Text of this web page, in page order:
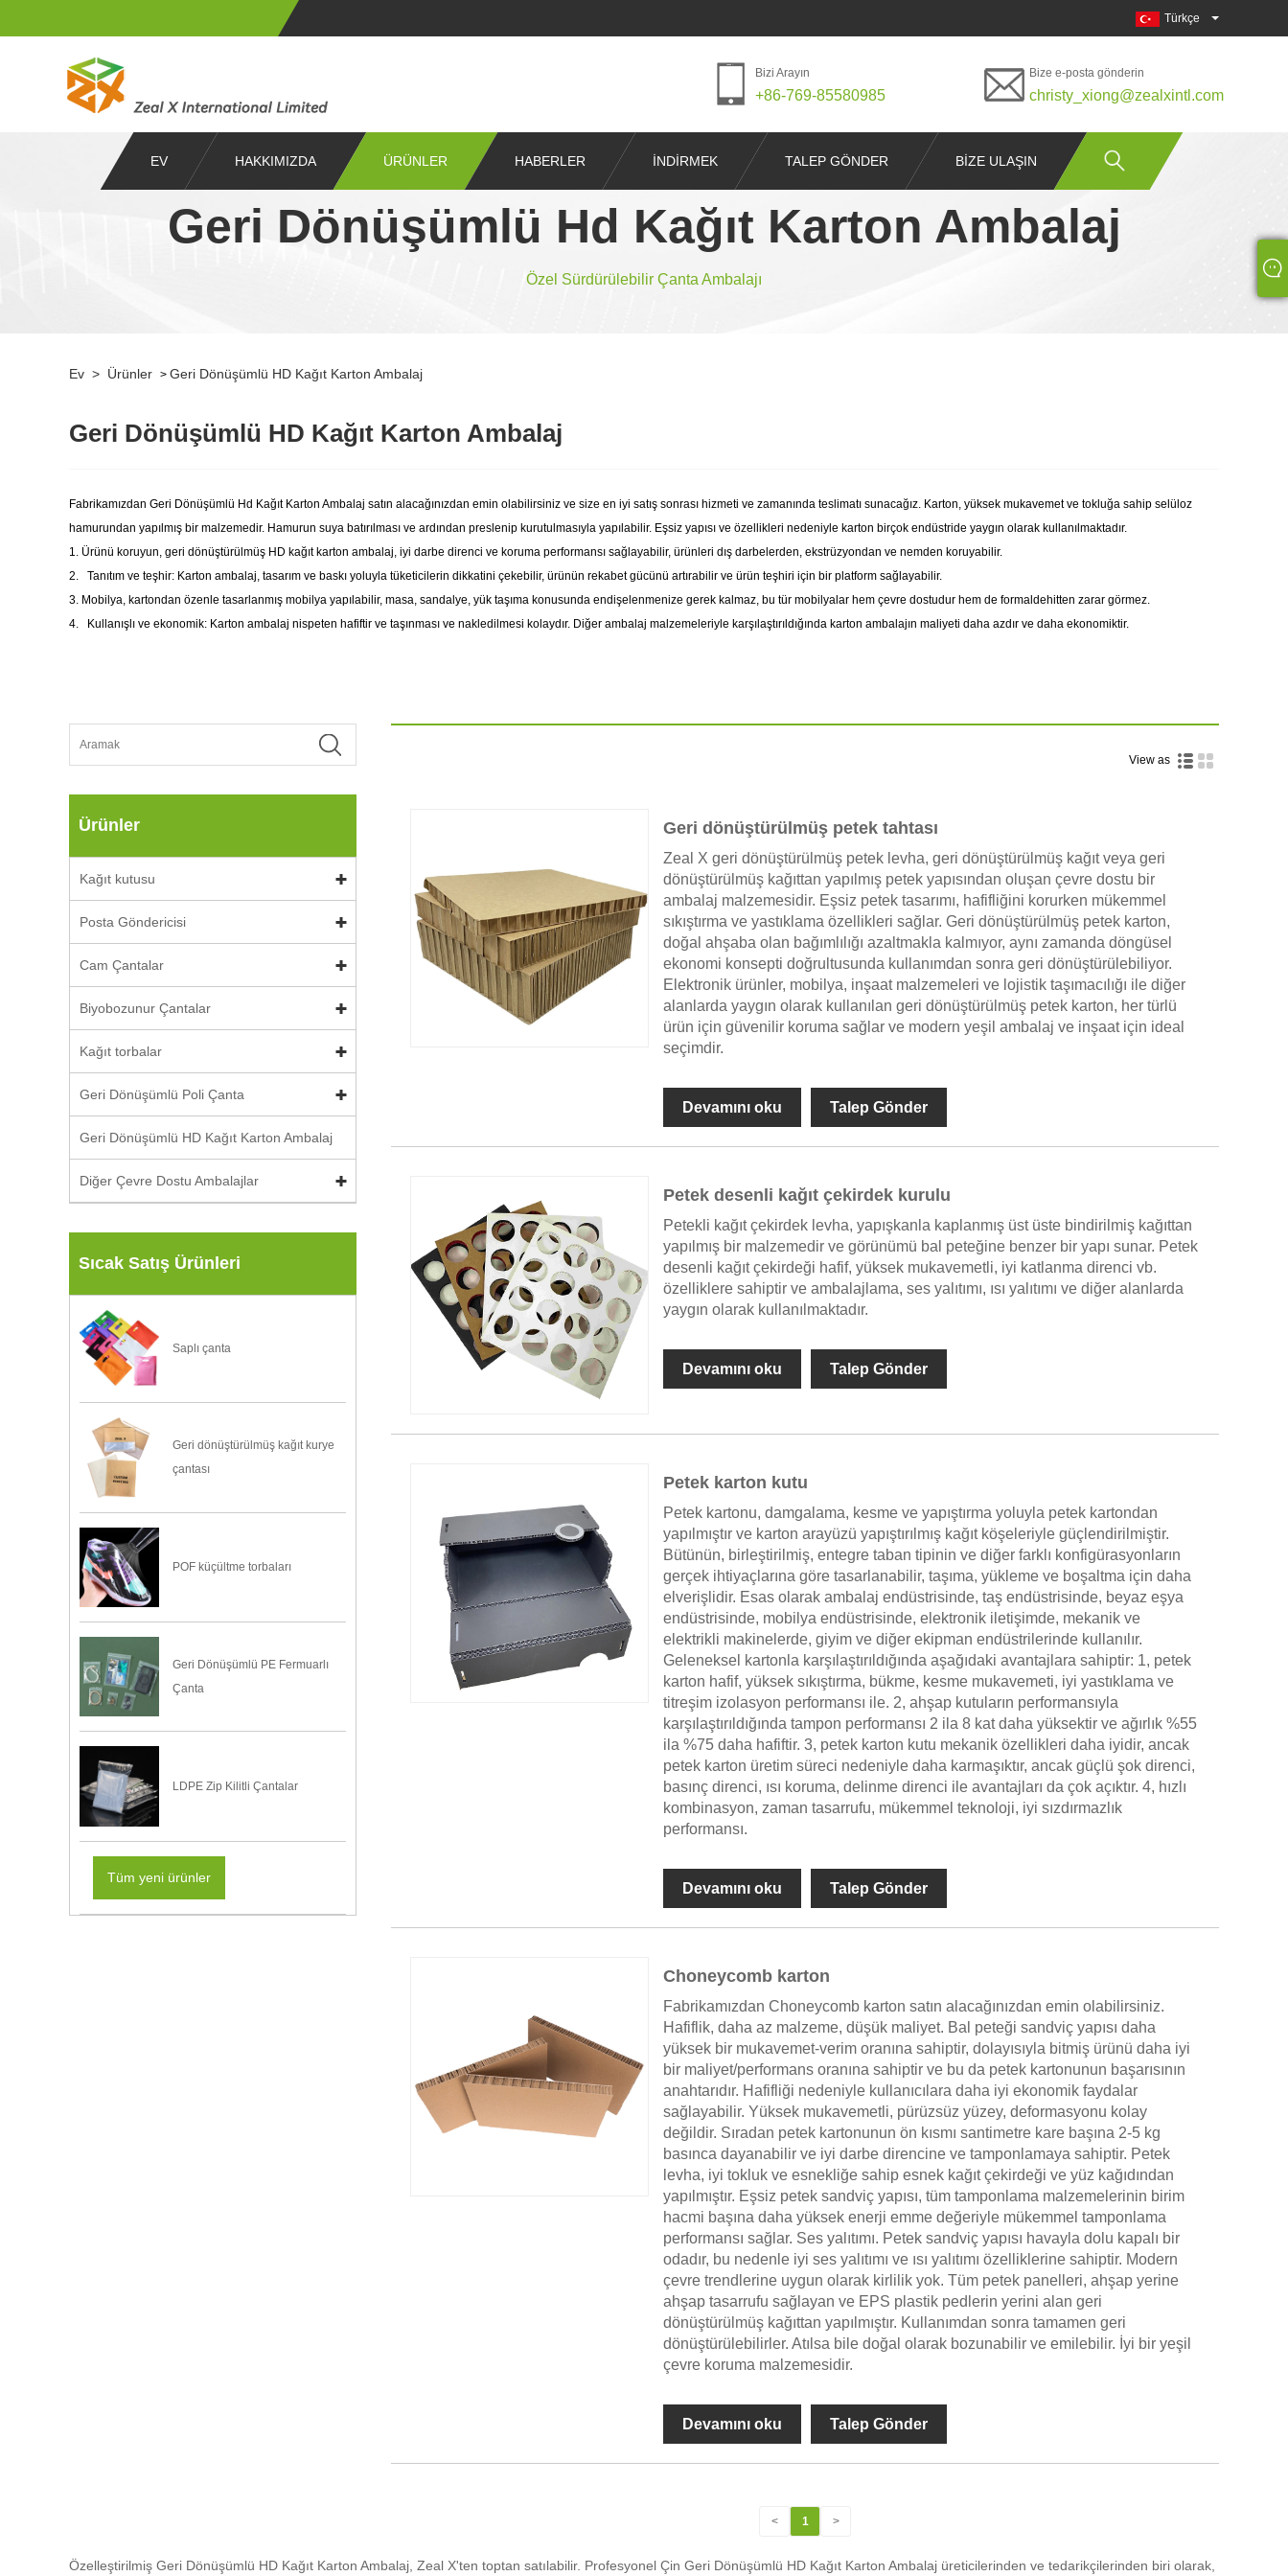
Türkçe
Bizi Arayın
+86-769-85580985
Bize e-posta gönderin
christy_xiong@zealxintl.com
EV HAKKIMIZDA ÜRÜNLER HABERLER İNDIRMEK TALEP GÖNDER BIZE ULAŞIN
Geri Dönüşümlü Hd Kağıt Karton Ambalaj
Özel Sürdürülebilir Çanta Ambalajı
Ev > Ürünler > Geri Dönüşümlü HD Kağıt Karton Ambalaj
Geri Dönüşümlü HD Kağıt Karton Ambalaj
Fabrikamızdan Geri Dönüşümlü Hd Kağıt Karton Ambalaj satın alacağınızdan emin olabilirsiniz ve size en iyi satış sonrası hizmeti ve zamanında teslimatı sunacağız. Karton, yüksek mukavemet ve tokluğa sahip selüloz
hamurundan yapılmış bir malzemedir. Hamurun suya batırılması ve ardından preslenip kurutulmasıyla yapılabilir. Eşsiz yapısı ve özellikleri nedeniyle karton birçok endüstride yaygın olarak kullanılmaktadır.
1. Ürünü koruyun, geri dönüştürülmüş HD kağıt karton ambalaj, iyi darbe direnci ve koruma performansı sağlayabilir, ürünleri dış darbelerden, ekstrüzyondan ve nemden koruyabilir.
2. Tanıtım ve teşhir: Karton ambalaj, tasarım ve baskı yoluyla tüketicilerin dikkatini çekebilir, ürünün rekabet gücünü artırabilir ve ürün teşhiri için bir platform sağlayabilir.
3. Mobilya, kartondan özenle tasarlanmış mobilya yapılabilir, masa, sandalye, yük taşıma konusunda endişelenmenize gerek kalmaz, bu tür mobilyalar hem çevre dostudur hem de formaldehitten zarar görmez.
4. Kullanışlı ve ekonomik: Karton ambalaj nispeten hafiftir ve taşınması ve nakledilmesi kolaydır. Diğer ambalaj malzemeleriyle karşılaştırıldığında karton ambalajın maliyeti daha azdır ve daha ekonomiktir.
Ürünler
Kağıt kutusu
Posta Göndericisi
Cam Çantalar
Biyobozunur Çantalar
Kağıt torbalar
Geri Dönüşümlü Poli Çanta
Geri Dönüşümlü HD Kağıt Karton Ambalaj
Diğer Çevre Dostu Ambalajlar
Sıcak Satış Ürünleri
Saplı çanta
Geri dönüştürülmüş kağıt kurye
çantası
POF küçültme torbaları
Geri Dönüşümlü PE Fermuarlı
Çanta
LDPE Zip Kilitli Çantalar
Tüm yeni ürünler
View as
Geri dönüştürülmüş petek tahtası
Zeal X geri dönüştürülmüş petek levha, geri dönüştürülmüş kağıt veya geri
dönüştürülmüş kağıttan yapılmış petek yapısından oluşan çevre dostu bir
ambalaj malzemesidir. Eşsiz petek tasarımı, hafifliğini korurken mükemmel
sıkıştırma ve yastıklama özellikleri sağlar. Geri dönüştürülmüş petek karton,
doğal ahşaba olan bağımlılığı azaltmakla kalmıyor, aynı zamanda döngüsel
ekonomi konsepti doğrultusunda kullanımdan sonra geri dönüştürülebiliyor.
Elektronik ürünler, mobilya, inşaat malzemeleri ve lojistik taşımacılığı ile diğer
alanlarda yaygın olarak kullanılan geri dönüştürülmüş petek karton, her türlü
ürün için güvenilir koruma sağlar ve modern yeşil ambalaj ve inşaat için ideal
seçimdir.
Devamını oku Talep Gönder
Petek desenli kağıt çekirdek kurulu
Petekli kağıt çekirdek levha, yapışkanla kaplanmış üst üste bindirilmiş kağıttan
yapılmış bir malzemedir ve görünümü bal peteğine benzer bir yapı sunar. Petek
desenli kağıt çekirdeği hafif, yüksek mukavemetli, iyi katlanma direnci vb.
özelliklere sahiptir ve ambalajlama, ses yalıtımı, ısı yalıtımı ve diğer alanlarda
yaygın olarak kullanılmaktadır.
Devamını oku Talep Gönder
Petek karton kutu
Petek kartonu, damgalama, kesme ve yapıştırma yoluyla petek kartondan
yapılmıştır ve karton arayüzü yapıştırılmış kağıt köşeleriyle güçlendirilmiştir.
Bütünün, birleştirilmiş, entegre taban tipinin ve diğer farklı konfigürasyonların
gerçek ihtiyaçlarına göre tasarlanabilir, taşıma, yükleme ve boşaltma için daha
elverişlidir. Esas olarak ambalaj endüstrisinde, taş endüstrisinde, beyaz eşya
endüstrisinde, mobilya endüstrisinde, elektronik iletişimde, mekanik ve
elektrikli makinelerde, giyim ve diğer ekipman endüstrilerinde kullanılır.
Geleneksel kartonla karşılaştırıldığında aşağıdaki avantajlara sahiptir: 1, petek
karton hafif, yüksek sıkıştırma, bükme, kesme mukavemeti, iyi yastıklama ve
titreşim izolasyon performansı ile. 2, ahşap kutuların performansıyla
karşılaştırıldığında tampon performansı 2 ila 8 kat daha yüksektir ve ağırlık %55
ila %75 daha hafiftir. 3, petek karton kutu mekanik özellikleri daha iyidir, ancak
petek karton üretim süreci nedeniyle daha karmaşıktır, ancak güçlü şok direnci,
basınç direnci, ısı koruma, delinme direnci ile avantajları da çok açıktır. 4, hızlı
kombinasyon, zaman tasarrufu, mükemmel teknoloji, iyi sızdırmazlık
performansı.
Devamını oku Talep Gönder
Choneycomb karton
Fabrikamızdan Choneycomb karton satın alacağınızdan emin olabilirsiniz.
Hafiflik, daha az malzeme, düşük maliyet. Bal peteği sandviç yapısı daha
yüksek bir mukavemet-verim oranına sahiptir, dolayısıyla bitmiş ürünü daha iyi
bir maliyet/performans oranına sahiptir ve bu da petek kartonunun başarısının
anahtarıdır. Hafifliği nedeniyle kullanıcılara daha iyi ekonomik faydalar
sağlayabilir. Yüksek mukavemetli, pürüzsüz yüzey, deformasyonu kolay
değildir. Sıradan petek kartonunun ön kısmı santimetre kare başına 2-5 kg ​​
basınca dayanabilir ve iyi darbe direncine ve tamponlamaya sahiptir. Petek
levha, iyi tokluk ve esnekliğe sahip esnek kağıt çekirdeği ve yüz kağıdından
yapılmıştır. Eşsiz petek sandviç yapısı, tüm tamponlama malzemelerinin birim
hacmi başına daha yüksek enerji emme değeriyle mükemmel tamponlama
performansı sağlar. Ses yalıtımı. Petek sandviç yapısı havayla dolu kapalı bir
odadır, bu nedenle iyi ses yalıtımı ve ısı yalıtımı özelliklerine sahiptir. Modern
çevre trendlerine uygun olarak kirlilik yok. Tüm petek panelleri, ahşap yerine
ahşap tasarrufu sağlayan ve EPS plastik pedlerin yerini alan geri
dönüştürülmüş kağıttan yapılmıştır. Kullanımdan sonra tamamen geri
dönüştürülebilirler. Atılsa bile doğal olarak bozunabilir ve emilebilir. İyi bir yeşil
çevre koruma malzemesidir.
Devamını oku Talep Gönder
< 1 >
Özelleştirilmiş Geri Dönüşümlü HD Kağıt Karton Ambalaj, Zeal X'ten toptan satılabilir. Profesyonel Çin Geri Dönüşümlü HD Kağıt Karton Ambalaj üreticilerinden ve tedarikçilerinden biri olarak,